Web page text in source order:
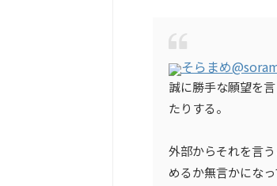
そらまめ
誠に勝手な願望を
たりする。
外部からそれを言
めるか無言かになっ